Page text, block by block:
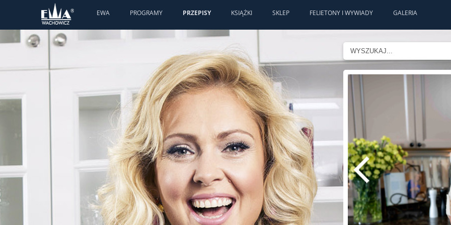
EWA PROGRAMY PRZEPISY KSIĄŻKI SKLEP FELIETONY I WYWIADY GALERIA